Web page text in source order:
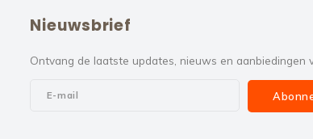
Nieuwsbrief
Ontvang de laatste updates, nieuws en aanbiedingen